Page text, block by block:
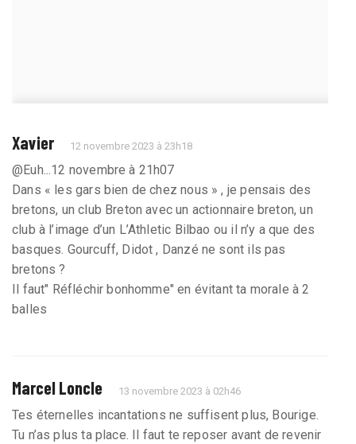
Xavier 12 novembre 2023 à 23h18
@Euh...12 novembre à 21h07
Dans « les gars bien de chez nous » , je pensais des
bretons, un club Breton avec un actionnaire breton, un
club à l’image d’un L’Athletic Bilbao ou il n’y a que des
basques. Gourcuff, Didot , Danzé ne sont ils pas
bretons ?
Il faut" Réfléchir bonhomme" en évitant ta morale à 2
balles
Marcel Loncle 13 novembre 2023 à 02h46
Tes éternelles incantations ne suffisent plus, Bourige.
Tu n’as plus ta place. Il faut te reposer avant de revenir